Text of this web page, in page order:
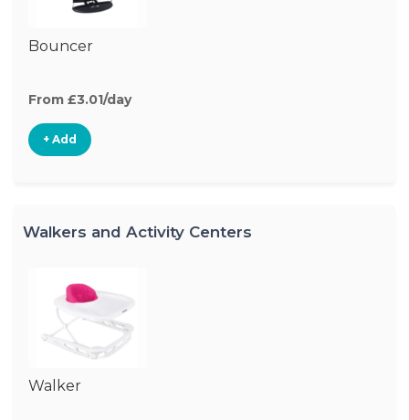
Bouncer
From £3.01/day
+ Add
Walkers and Activity Centers
Walker